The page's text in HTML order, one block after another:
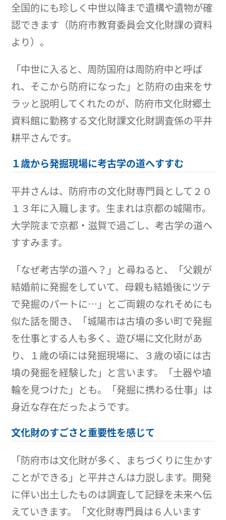
全国的にも珍しく中世以降まで遺構や遺物が確
認できます（防府市教育委員会文化財課の資料
より）。
「中世に入ると、周防国府は周防府中と呼ば
れ、そこから防府になった」と防府の由来をサ
ラッと説明してくれたのが、防府市文化財郷土
資料館に勤務する文化財課文化財調査係の平井
耕平さんです。
１歳から発掘現場に考古学の道へすすむ
平井さんは、防府市の文化財専門員として２０
１３年に入職します。生まれは京都の城陽市。
大学院まで京都・滋賀で過ごし、考古学の道へ
すすみます。
「なぜ考古学の道へ？」と尋ねると、「父親が
結婚前に発掘をしていて、母親も結婚後にツテ
で発掘のパートに…」とご両親のなれそめにも
似た話を聞き、「城陽市は古墳の多い町で発掘
を仕事とする人も多く、遊び場に文化財があ
り、１歳の頃には発掘現場に、３歳の頃には古
墳の発掘を経験した」と言います。「土器や埴
輪を見つけた」とも。「発掘に携わる仕事」は
身近な存在だったようです。
文化財のすごさと重要性を感じて
「防府市は文化財が多く、まちづくりに生かす
ことができる」と平井さんは力説します。開発
に伴い出土したものは調査して記録を未来へ伝
えていきます。「文化財専門員は６人います